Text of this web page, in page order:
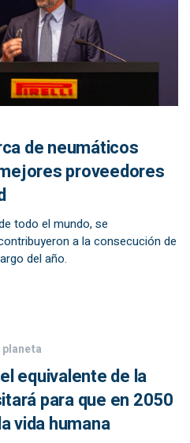
de neumáticos
proveedores
todo el mundo, se
a la consecución de
del año.
equivalente de la
para que en 2050
vida humana